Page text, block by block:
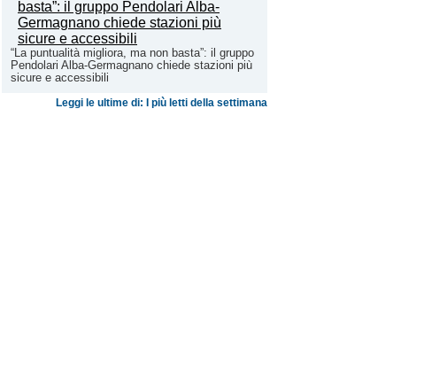
“La puntualità migliora, ma non basta”: il gruppo
Pendolari Alba-Germagnano chiede stazioni più
sicure e accessibili
Leggi le ultime di: I più letti della settimana